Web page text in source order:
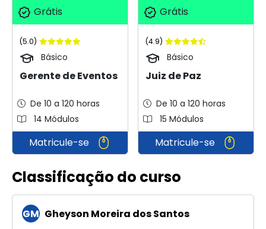
Grátis
(5.0)
Básico
Gerente de Eventos
De 10 a 120 horas
14 Módulos
Matricule-se
Grátis
(4.9)
Básico
Juiz de Paz
De 10 a 120 horas
15 Módulos
Matricule-se
Classificação do curso
GM Gheyson Moreira dos Santos